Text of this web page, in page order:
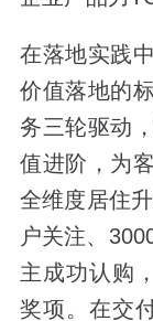
在落地实践
价值落地的
务三轮驱动
值进阶，为
全维度居住
户关注、
主成功认购
奖项。在交